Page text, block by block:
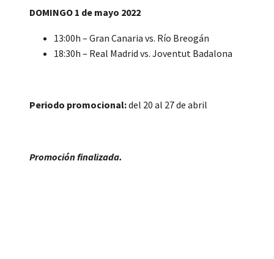
DOMINGO 1 de mayo 2022
13:00h – Gran Canaria vs. Río Breogán
18:30h – Real Madrid vs. Joventut Badalona
Periodo promocional:del 20 al 27 de abril
Promoción finalizada.